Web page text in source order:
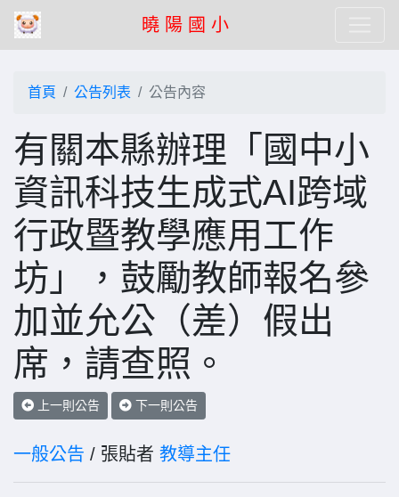
曉 陽 國 小
首頁 公告列表 公告內容
有關本縣辦理「國中小
資訊科技生成式AI跨域
行政暨教學應用工作
坊」，鼓勵教師報名參
加並允公（差）假出
席，請查照。
上一則公告 下一則公告
一般公告 / 張貼者 教導主任